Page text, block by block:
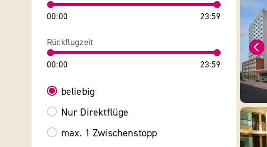
00:00 23:59
Rückflugzeit
00:00 23:59
beliebig
Nur Direktflüge
max. 1 Zwischenstopp